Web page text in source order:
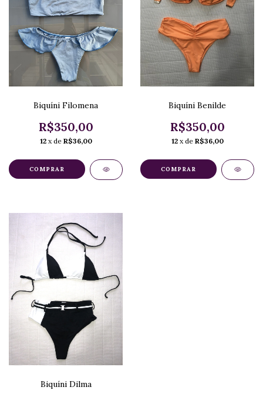
Biquíni Filomena
R$350,00
12 x de R$36,00
COMPRAR
Biquíni Benilde
R$350,00
12 x de R$36,00
COMPRAR
Biquíni Dilma